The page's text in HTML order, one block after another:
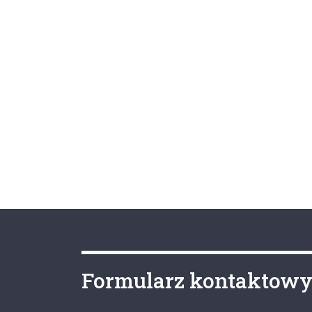
Formularz kontaktowy